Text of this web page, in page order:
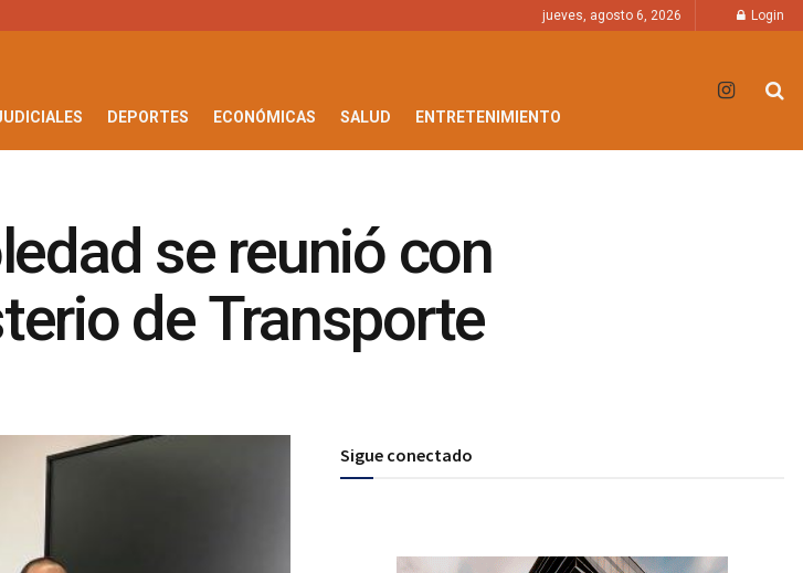
jueves, agosto 6, 2026 Login
DEPORTES ECONÓMICAS SALUD ENTRETENIMIENTO
se reunió con
de Transporte
Sigue conectado